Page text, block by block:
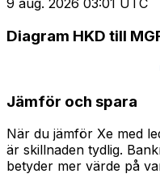
9 aug. 2026 03:01 UTC
Diagram HKD till
Jämför och spara
När du jämför Xe med
är skillnaden tydlig.
betyder mer värde på